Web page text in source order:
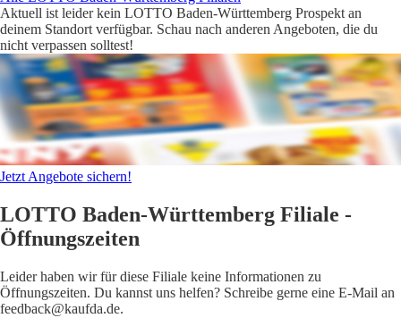
Aktuell ist leider kein LOTTO Baden-Württemberg Prospekt an
deinem Standort verfügbar. Schau nach anderen Angeboten, die du
nicht verpassen solltest!
Jetzt Angebote sichern!
LOTTO Baden-Württemberg Filiale -
Öffnungszeiten
Leider haben wir für diese Filiale keine Informationen zu
Öffnungszeiten. Du kannst uns helfen? Schreibe gerne eine E-Mail an
feedback@kaufda.de.